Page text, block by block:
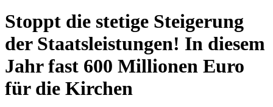
Stoppt die stetige Steigerung
der Staatsleistungen! In diesem
Jahr fast 600 Millionen Euro
für die Kirchen